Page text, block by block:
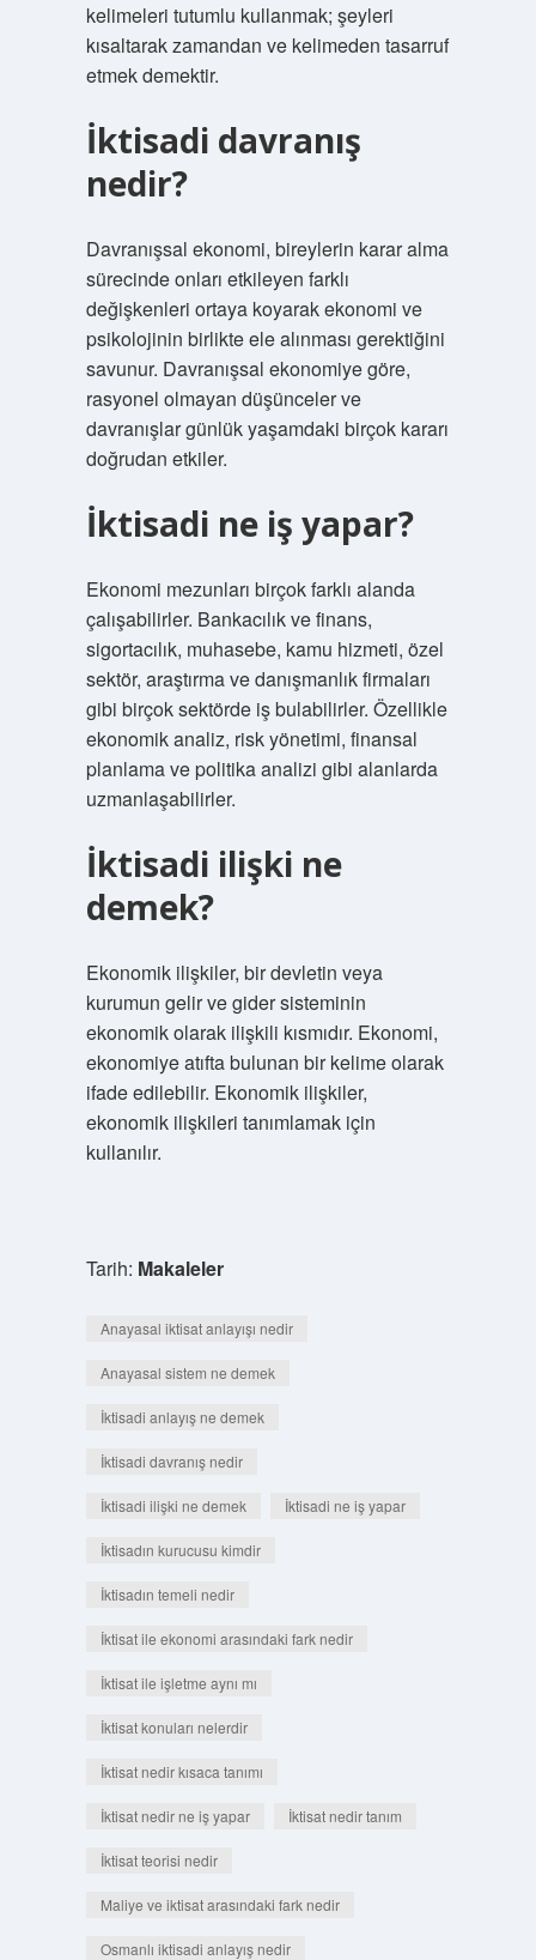
kelimeleri tutumlu kullanmak; şeyleri
kısaltarak zamandan ve kelimeden tasarruf
etmek demektir.
İktisadi davranış
nedir?
Davranışsal ekonomi, bireylerin karar alma
sürecinde onları etkileyen farklı
değişkenleri ortaya koyarak ekonomi ve
psikolojinin birlikte ele alınması gerektiğini
savunur. Davranışsal ekonomiye göre,
rasyonel olmayan düşünceler ve
davranışlar günlük yaşamdaki birçok kararı
doğrudan etkiler.
İktisadi ne iş yapar?
Ekonomi mezunları birçok farklı alanda
çalışabilirler. Bankacılık ve finans,
sigortacılık, muhasebe, kamu hizmeti, özel
sektör, araştırma ve danışmanlık firmaları
gibi birçok sektörde iş bulabilirler. Özellikle
ekonomik analiz, risk yönetimi, finansal
planlama ve politika analizi gibi alanlarda
uzmanlaşabilirler.
İktisadi ilişki ne
demek?
Ekonomik ilişkiler, bir devletin veya
kurumun gelir ve gider sisteminin
ekonomik olarak ilişkili kısmıdır. Ekonomi,
ekonomiye atıfta bulunan bir kelime olarak
ifade edilebilir. Ekonomik ilişkiler,
ekonomik ilişkileri tanımlamak için
kullanılır.
Tarih: Makaleler
Anayasal iktisat anlayışı nedir
Anayasal sistem ne demek
İktisadi anlayış ne demek
İktisadi davranış nedir
İktisadi ilişki ne demek İktisadi ne iş yapar
İktisadın kurucusu kimdir
İktisadın temeli nedir
İktisat ile ekonomi arasındaki fark nedir
İktisat ile işletme aynı mı
İktisat konuları nelerdir
İktisat nedir kısaca tanımı
İktisat nedir ne iş yapar İktisat nedir tanım
İktisat teorisi nedir
Maliye ve iktisat arasındaki fark nedir
Osmanlı iktisadi anlayış nedir